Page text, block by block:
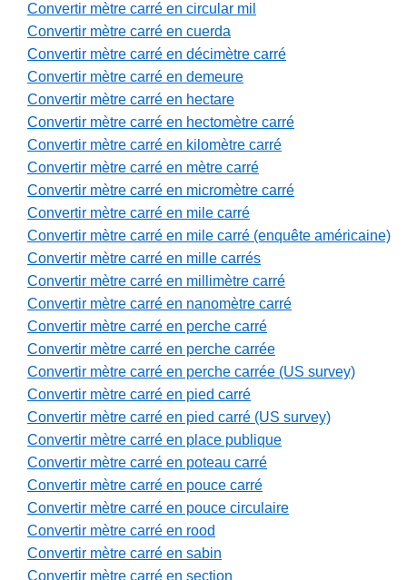
Convertir mètre carré en circular mil
Convertir mètre carré en cuerda
Convertir mètre carré en décimètre carré
Convertir mètre carré en demeure
Convertir mètre carré en hectare
Convertir mètre carré en hectomètre carré
Convertir mètre carré en kilomètre carré
Convertir mètre carré en mètre carré
Convertir mètre carré en micromètre carré
Convertir mètre carré en mile carré
Convertir mètre carré en mile carré (enquête américaine)
Convertir mètre carré en mille carrés
Convertir mètre carré en millimètre carré
Convertir mètre carré en nanomètre carré
Convertir mètre carré en perche carré
Convertir mètre carré en perche carrée
Convertir mètre carré en perche carrée (US survey)
Convertir mètre carré en pied carré
Convertir mètre carré en pied carré (US survey)
Convertir mètre carré en place publique
Convertir mètre carré en poteau carré
Convertir mètre carré en pouce carré
Convertir mètre carré en pouce circulaire
Convertir mètre carré en rood
Convertir mètre carré en sabin
Convertir mètre carré en section